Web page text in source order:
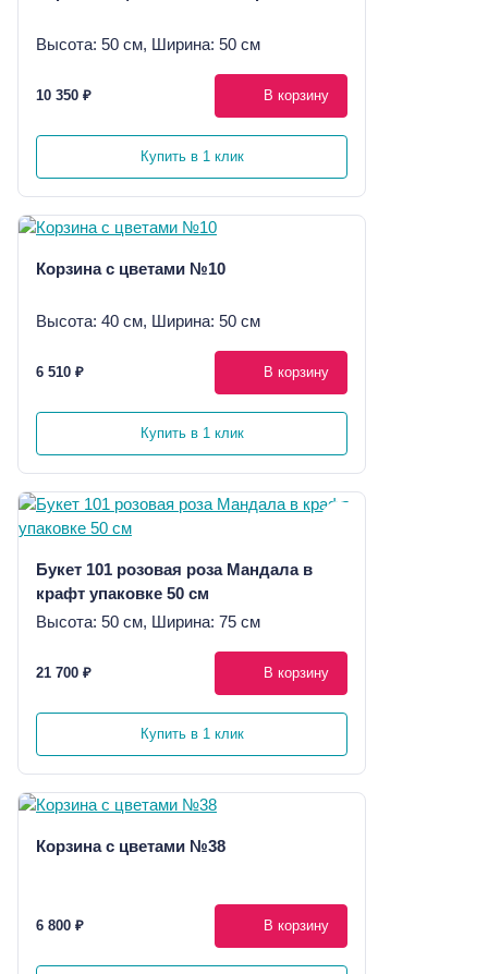
Высота: 50 см, Ширина: 50 см
10 350 ₽ В корзину
Купить в 1 клик
Корзина с цветами №10
Высота: 40 см, Ширина: 50 см
6 510 ₽ В корзину
Купить в 1 клик
Букет 101 розовая роза Мандала в
крафт упаковке 50 см
Высота: 50 см, Ширина: 75 см
21 700 ₽ В корзину
Купить в 1 клик
Корзина с цветами №38
6 800 ₽ В корзину